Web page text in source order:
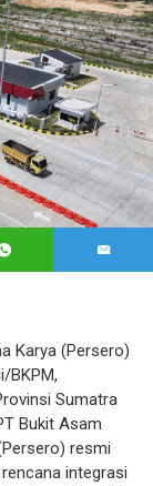
Karya (Persero)
BKPM,
Sumatra
Bukit Asam
resmi
integrasi